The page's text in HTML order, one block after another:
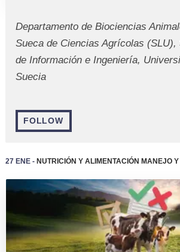
REVISTAS
Departamento de Biociencias
Sueca de Ciencias Agrícolas (SLU),
de Información e Ingeniería,
Suecia
FOLLOW
27 Ene -Nutrición y Alimentación Manejo